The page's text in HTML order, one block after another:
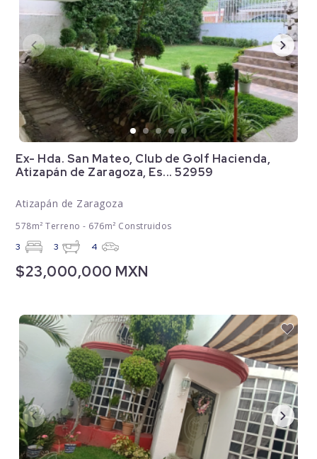
Ex- Hda. San Mateo, Club de Golf Hacienda,
Atizapán de Zaragoza, Es... 52959
Atizapán de Zaragoza
578m² Terreno - 676m² Construidos
3 3 4
$23,000,000 MXN